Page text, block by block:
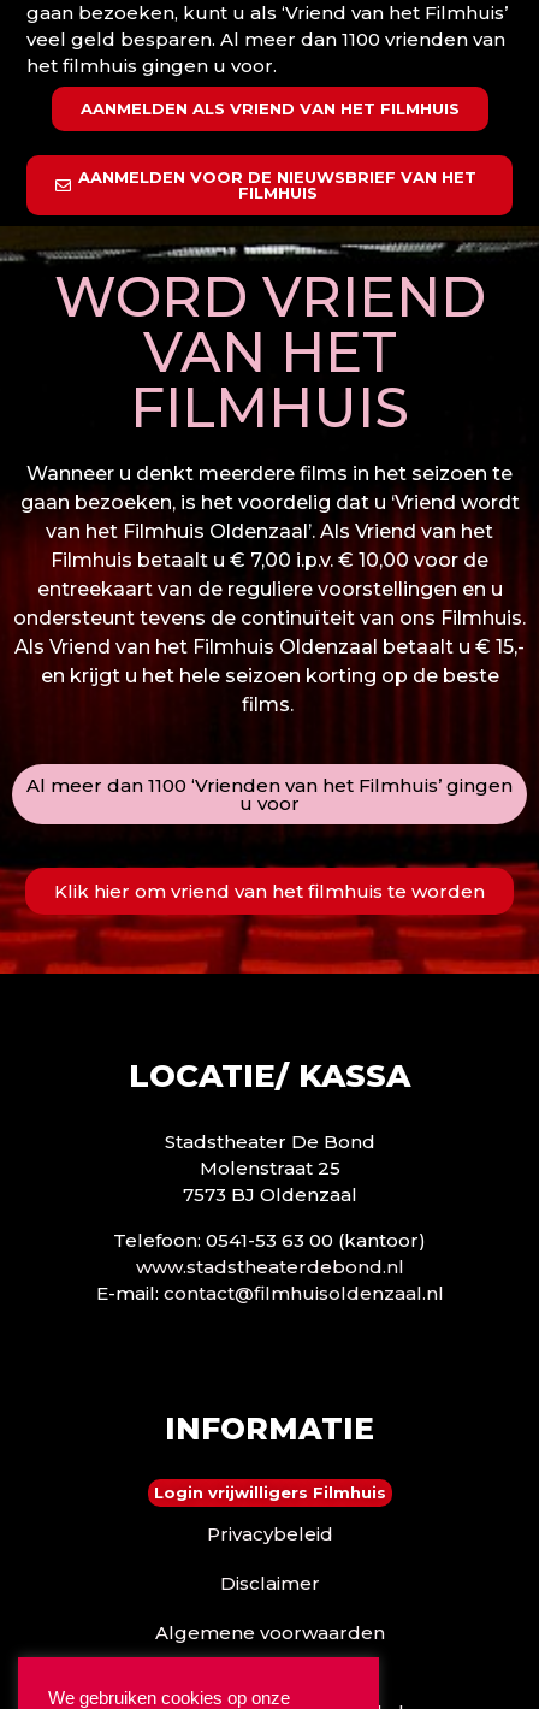
gaan bezoeken, kunt u als ‘Vriend van het Filmhuis’
veel geld besparen. Al meer dan 1100 vrienden van
het filmhuis gingen u voor.
AANMELDEN ALS VRIEND VAN HET FILMHUIS
AANMELDEN VOOR DE NIEUWSBRIEF VAN HET
FILMHUIS
WORD VRIEND
VAN HET
FILMHUIS
Wanneer u denkt meerdere films in het seizoen te
gaan bezoeken, is het voordelig dat u ‘Vriend wordt
van het Filmhuis Oldenzaal’. Als Vriend van het
Filmhuis betaalt u € 7,00 i.p.v. € 10,00 voor de
entreekaart van de reguliere voorstellingen en u
ondersteunt tevens de continuïteit van ons Filmhuis.
Als Vriend van het Filmhuis Oldenzaal betaalt u € 15,-
en krijgt u het hele seizoen korting op de beste
films.
Al meer dan 1100 ‘Vrienden van het Filmhuis’ gingen
u voor
Klik hier om vriend van het filmhuis te worden
LOCATIE/ KASSA
Stadstheater De Bond
Molenstraat 25
7573 BJ Oldenzaal
Telefoon: 0541-53 63 00 (kantoor)
www.stadstheaterdebond.nl
E-mail: contact@filmhuisoldenzaal.nl
INFORMATIE
Login vrijwilligers Filmhuis
Privacybeleid
Disclaimer
Algemene voorwaarden
We gebruiken cookies op onze